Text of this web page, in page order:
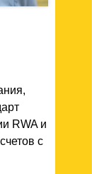
RWA и
с